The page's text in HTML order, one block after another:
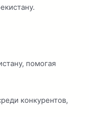
помогая
конкурентов,